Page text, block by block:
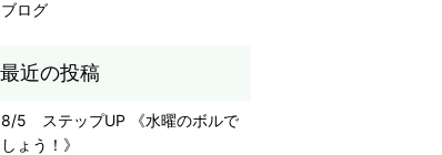
ブログ
8/5 ステップUP 《水曜のボルで
しょう！》